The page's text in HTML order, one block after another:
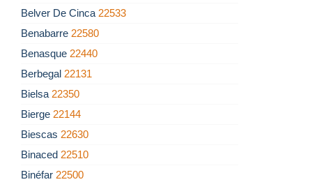
Belver De Cinca 22533
Benabarre 22580
Benasque 22440
Berbegal 22131
Bielsa 22350
Bierge 22144
Biescas 22630
Binaced 22510
Binéfar 22500